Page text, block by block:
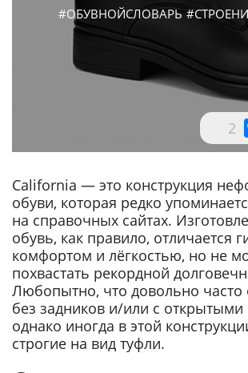
#ОБУВНОЙСЛОВАРЬ
2
California — это конструкция
обуви, которая редко
на справочных сайтах.
обувь, как правило, отличается
комфортом и лёгкостью, но не
похвастать рекордной
Любопытно, что довольно часто
без задников и/или с открытыми
однако иногда в этой
строгие на вид туфли.